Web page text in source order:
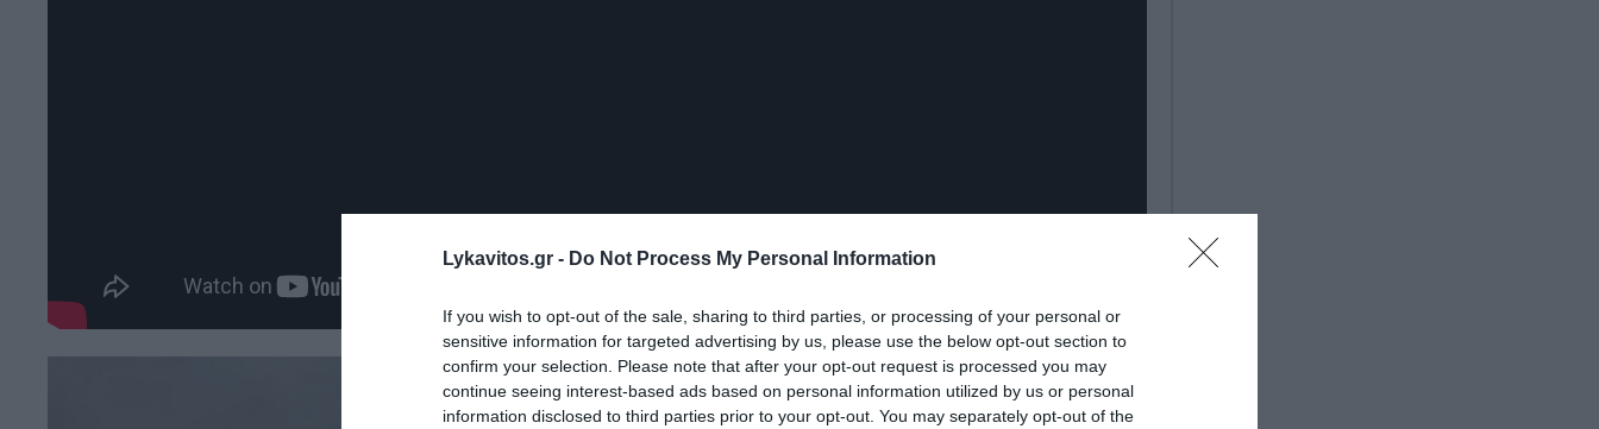
Lykavitos.gr - Do Not Process My Personal Information
If you wish to opt-out of the sale, sharing to third parties, or processing of your personal or
sensitive information for targeted advertising by us, please use the below opt-out section to
confirm your selection. Please note that after your opt-out request is processed you may
continue seeing interest-based ads based on personal information utilized by us or personal
information disclosed to third parties prior to your opt-out. You may separately opt-out of the